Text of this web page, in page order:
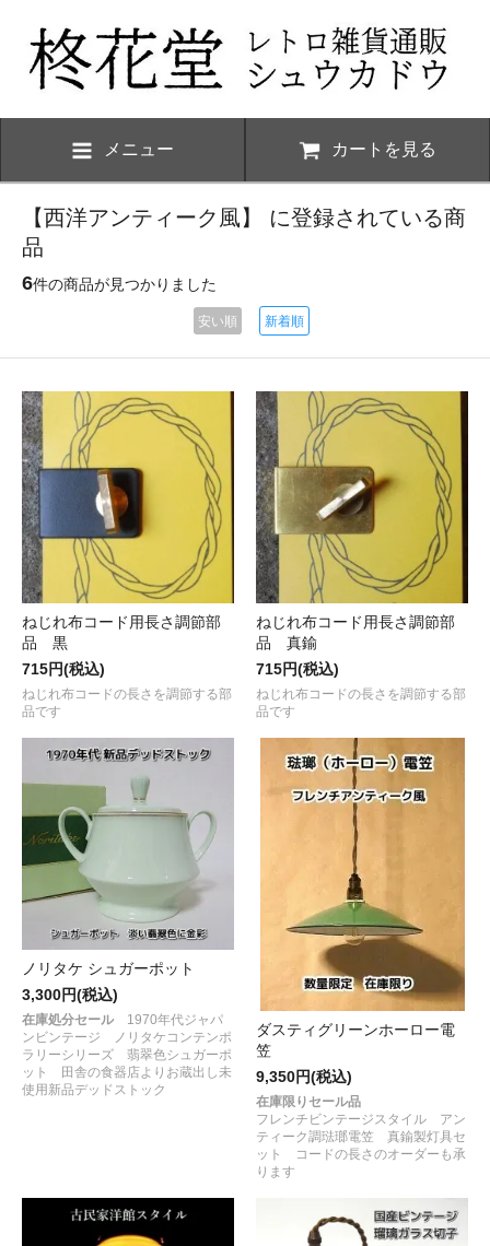
メニュー カートを見る
【西洋アンティーク風】 に登録されている商
品
6件の商品が見つかりました
安い順 新着順
ねじれ布コード用長さ調節部
品 黒
715円(税込)
ねじれ布コードの長さを調節する部
品です
ねじれ布コード用長さ調節部
品 真鍮
715円(税込)
ねじれ布コードの長さを調節する部
品です
ノリタケ シュガーポット
3,300円(税込)
在庫処分セール 1970年代ジャパ
ンビンテージ ノリタケコンテンポ
ラリーシリーズ 翡翠色シュガーポ
ット 田舎の食器店よりお蔵出し未
使用新品デッドストック
ダスティグリーンホーロー電
笠
9,350円(税込)
在庫限りセール品
フレンチビンテージスタイル アン
ティーク調琺瑯電笠 真鍮製灯具セ
ット コードの長さのオーダーも承
ります